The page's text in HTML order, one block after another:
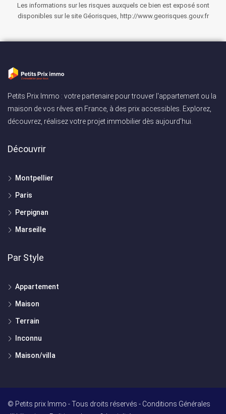
Les informations sur les risques auxquels ce bien est exposé sont
disponibles sur le site Géorisques, http://www.georisques.gouv.fr
Petits Prix Immo : votre partenaire pour trouver l'appartement ou la
maison de vos rêves en France, à des prix accessibles. Explorez,
découvrez, réalisez votre projet immobilier dès aujourd'hui.
Découvrir
Montpellier
Paris
Perpignan
Marseille
Par Style
Appartement
Maison
Terrain
Inconnu
Maison/villa
© Petits prix Immo - Tous droits réservés - Conditions Générales